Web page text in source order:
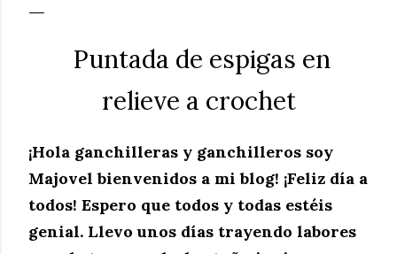
Puntada de espigas en
relieve a crochet
¡Hola ganchilleras y ganchilleros soy
Majovel bienvenidos a mi blog! ¡Feliz día a
todos! Espero que todos y todas estéis
genial. Llevo unos días trayendo labores